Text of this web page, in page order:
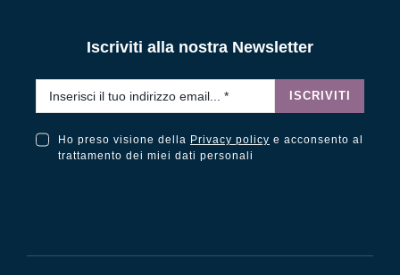
Iscriviti alla nostra Newsletter
ISCRIVITI
Ho preso visione della Privacy policy e acconsento al
trattamento dei miei dati personali